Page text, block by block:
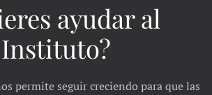
ayudar al
Instituto?
permite seguir creciendo para que las